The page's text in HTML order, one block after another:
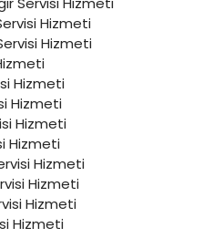
Hizmeti
Hizmeti
Hizmeti
Hizmeti
Hizmeti
Hizmeti
Hizmeti
Hizmeti
Hizmeti
Hizmeti